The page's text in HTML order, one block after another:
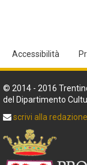
Accessibilità
© 2014 - 2016
del Dipartimento
scrivi alla redazione